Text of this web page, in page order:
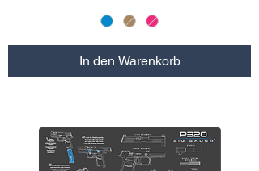
In den Warenkorb